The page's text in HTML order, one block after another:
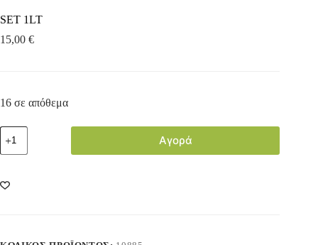
SET 1LT
15,00 €
16 σε απόθεμα
Αγορά